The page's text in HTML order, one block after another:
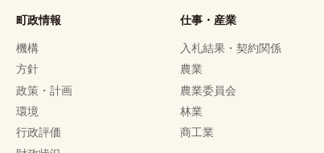
町政情報
機構
方針
政策・計画
環境
行政評価
仕事・産業
入札結果・契約関係
農業
農業委員会
林業
商工業